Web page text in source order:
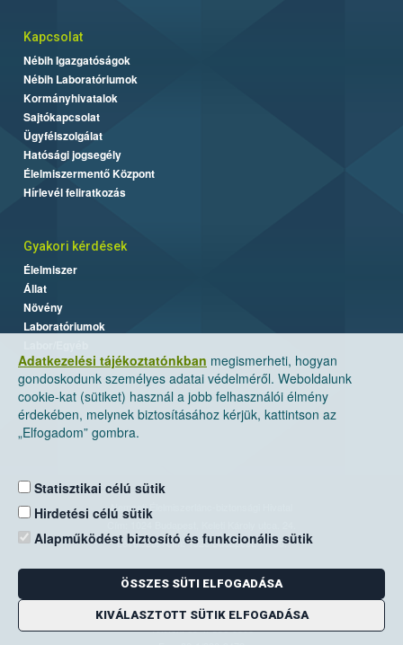
Adatkezelési tájékoztatónkban megismerheti, hogyan
gondoskodunk személyes adatai védelméről. Weboldalunk
cookie-kat (sütiket) használ a jobb felhasználói élmény
érdekében, melynek biztosításához kérjük, kattintson az
„Elfogadom” gombra.
Statisztikai célú sütik
Hirdetési célú sütik
Alapműködést biztosító és funkcionális sütik
ÖSSZES SÜTI ELFOGADÁSA
KIVÁLASZTOTT SÜTIK ELFOGADÁSA
Kapcsolat
Nébih Igazgatóságok
Nébih Laboratóriumok
Kormányhivatalok
Sajtókapcsolat
Ügyfélszolgálat
Hatósági jogsegély
Élelmiszermentő Központ
Hírlevél feliratkozás
Gyakori kérdések
Élelmiszer
Állat
Növény
Laboratóriumok
Nemzeti Élelmiszerlánc-biztonsági Hivatal
Levelezési cím: 1525 Budapest. Pf. 30.
E-mail:ugyfelszolgalat@nebih.gov.hu
Zöld szám: 06-80/263-244
Telefon: 06-1/ 336-9000